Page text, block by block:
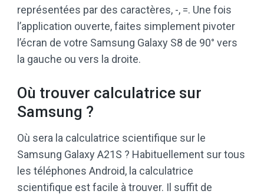
représentées par des caractères, -, =. Une fois
l’application ouverte, faites simplement pivoter
l’écran de votre Samsung Galaxy S8 de 90° vers
la gauche ou vers la droite.
Où trouver calculatrice sur
Samsung ?
Où sera la calculatrice scientifique sur le
Samsung Galaxy A21S ? Habituellement sur tous
les téléphones Android, la calculatrice
scientifique est facile à trouver. Il suffit de